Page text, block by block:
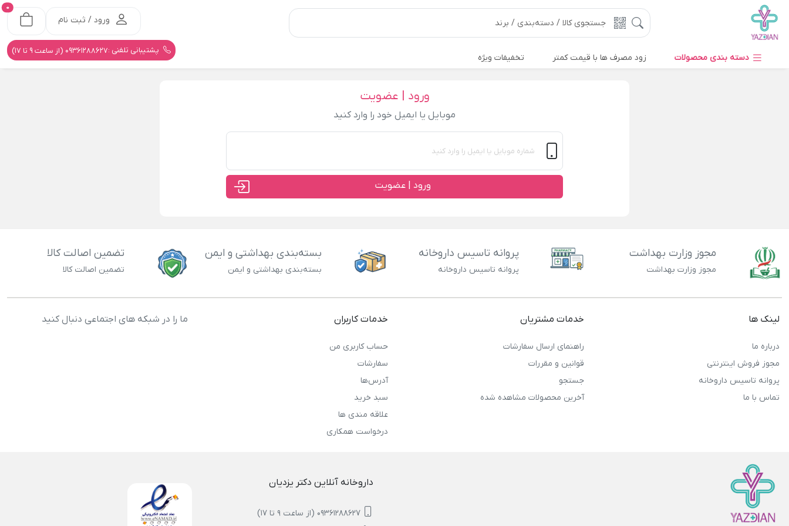
ورود / ثبت نام
0
پشتیبانی تلفنی :09361288627 (از ساعت 9 تا 17)
دسته بندی محصولات زود مصرف ها با قیمت کمتر تخفیفات ویژه
ورود | عضویت
موبایل یا ایمیل خود را وارد کنید
ورود | عضویت
مجوز وزارت بهداشت
مجوز وزارت بهداشت
پروانه تاسیس داروخانه
پروانه تاسیس داروخانه
بسته‌بندی بهداشتی و ایمن
بسته‌بندی بهداشتی و ایمن
تضمین اصالت کالا
تضمین اصالت کالا
لینک ها
درباره ما
مجوز فروش اینترنتی
پروانه تاسیس داروخانه
تماس با ما
خدمات مشتریان
راهنمای ارسال سفارشات
قوانین و مقررات
جستجو
آخرین محصولات مشاهده شده
خدمات کاربران
حساب کاربری من
سفارشات
آدرس‌ها
سبد خرید
علاقه مندی ها
درخواست همکاری
ما را در شبکه های اجتماعی دنبال کنید
داروخانه آنلاین دکتر یزدیان
09361288627 (از ساعت 9 تا 17)